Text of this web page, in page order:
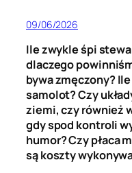
09/06/2026
Ile zwykle śpi
dlaczego
bywa zmęczony?
samolot? Czy
ziemi, czy również
gdy spod kontroli
humor? Czy płaca
są koszty